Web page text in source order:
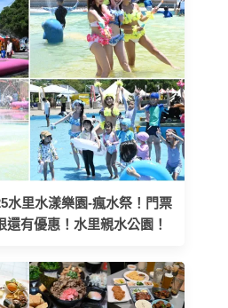
水里水漾樂園-瘋水祭！門票
還有優惠！水里親水公園！